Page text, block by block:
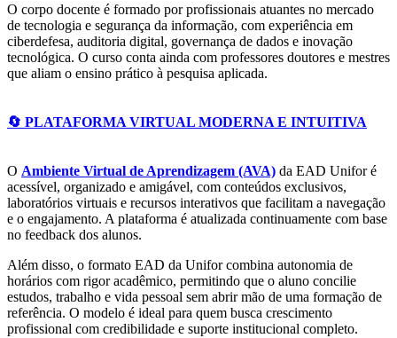
O corpo docente é formado por profissionais atuantes no mercado
de tecnologia e segurança da informação, com experiência em
ciberdefesa, auditoria digital, governança de dados e inovação
tecnológica. O curso conta ainda com professores doutores e mestres
que aliam o ensino prático à pesquisa aplicada.
🔄 PLATAFORMA VIRTUAL MODERNA E INTUITIVA
O Ambiente Virtual de Aprendizagem (AVA) da EAD Unifor é
acessível, organizado e amigável, com conteúdos exclusivos,
laboratórios virtuais e recursos interativos que facilitam a navegação
e o engajamento. A plataforma é atualizada continuamente com base
no feedback dos alunos.
Além disso, o formato EAD da Unifor combina autonomia de
horários com rigor acadêmico, permitindo que o aluno concilie
estudos, trabalho e vida pessoal sem abrir mão de uma formação de
referência. O modelo é ideal para quem busca crescimento
profissional com credibilidade e suporte institucional completo.